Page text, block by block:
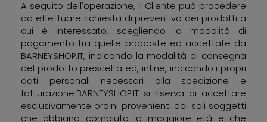
A seguito dell'operazione, il Cliente può procedere
ad effettuare richiesta di preventivo dei prodotti a
cui è interessato, scegliendo la modalità di
pagamento tra quelle proposte ed accettate da
BARNEYSHOP.IT, indicando la modalità di consegna
del prodotto prescelta ed, infine, indicando i propri
dati personali necessari alla spedizione e
fatturazione.BARNEYSHOP.IT si riserva di accettare
esclusivamente ordini provenienti dai soli soggetti
che abbiano compiuto la maggiore età e che